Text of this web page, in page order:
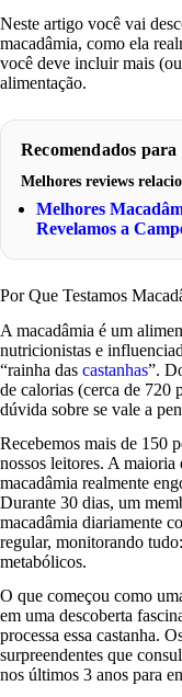
Neste artigo você vai
macadâmia, como ela
você deve incluir mais (ou
alimentação.
Recomendados para
Melhores reviews
Melhores
Revelamos a
Por Que Testamos
A macadâmia é um
nutricionistas e
“rainha das castanhas”.
de calorias (cerca de 720
dúvida sobre se vale a
Recebemos mais de 150
nossos leitores. A maioria
macadâmia realmente
Durante 30 dias, um
macadâmia diariamente
regular, monitorando
metabólicos.
O que começou como
em uma descoberta
processa essa castanha.
surpreendentes que
nos últimos 3 anos para